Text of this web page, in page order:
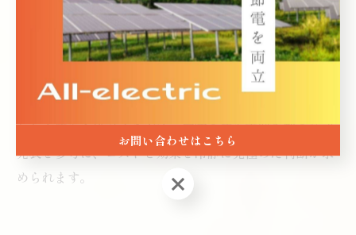
トの普及拡大に向けて、都が開催する各種イベントや説
明会も有効な情報源となっています。
導入時の注意点としては、実証段階での耐久性や発電量
の安定性、設置環境への適応性などが挙げられます。こ
れから導入を検討する方は、実際の導入事例や都の公式
発表を参考に、コストと効果を冷静に見極めた判断が求
められます。
お問い合わせはこちら
お問い合わせはこちら